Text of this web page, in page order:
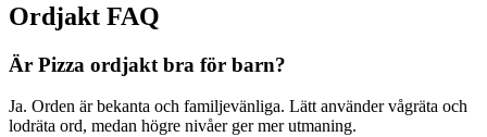
Ordjakt FAQ
Är Pizza ordjakt bra för barn?
Ja. Orden är bekanta och familjevänliga. Lätt använder vågräta och
lodräta ord, medan högre nivåer ger mer utmaning.